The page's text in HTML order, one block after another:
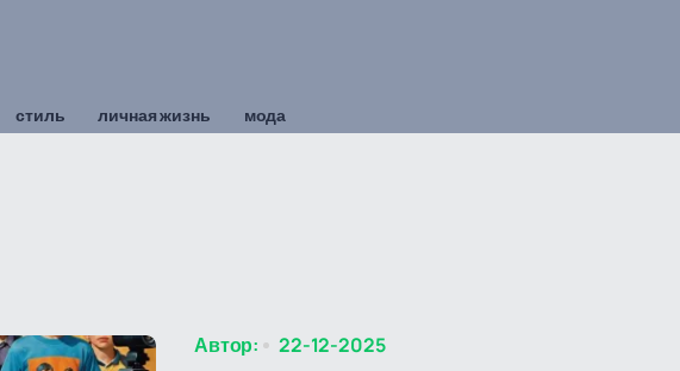
стиль личная жизнь мода
Автор: 22-12-2025